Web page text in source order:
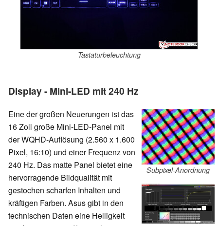
Tastaturbeleuchtung
Display - Mini-LED mit 240 Hz
Subpixel-Anordnung
Eine der großen Neuerungen ist das
16 Zoll große Mini-LED-Panel mit
der WQHD-Auflösung (2.560 x 1.600
Pixel, 16:10) und einer Frequenz von
240 Hz. Das matte Panel bietet eine
hervorragende Bildqualität mit
gestochen scharfen Inhalten und
kräftigen Farben. Asus gibt in den
technischen Daten eine Helligkeit